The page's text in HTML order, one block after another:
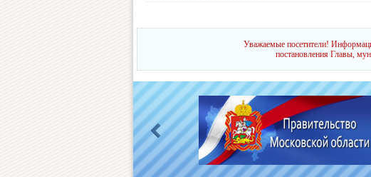
Уважаемые посетители!
постановления Главы,